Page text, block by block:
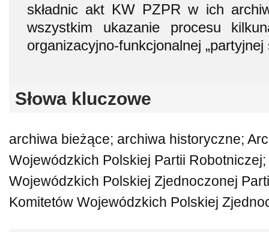
składnic akt KW PZPR w ich
wszystkim ukazanie procesu
organizacyjno-funkcjonalnej „partyjnej
Słowa kluczowe
archiwa bieżące; archiwa historyczne;
Wojewódzkich Polskiej Partii
Wojewódzkich Polskiej Zjednoczonej
Komitetów Wojewódzkich Polskiej